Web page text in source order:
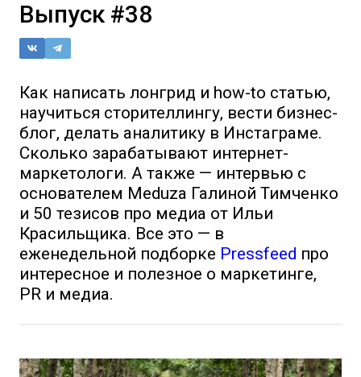
Выпуск #38
Как написать лонгрид и how-to статью,
научиться сторителлингу, вести бизнес-
блог, делать аналитику в Инстаграме.
Сколько зарабатывают интернет-
маркетологи. А также — интервью с
основателем Meduza Галиной Тимченко
и 50 тезисов про медиа от Ильи
Красильщика. Все это — в
еженедельной подборке Pressfeed про
интересное и полезное о маркетинге,
PR и медиа.